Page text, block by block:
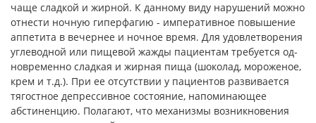
чаще сладкой и жирной. К данному виду на­рушений можно
отнести ночную гиперфагию - императивное повышение
аппетита в вечернее и ночное время. Для удовлетво­рения
углеводной или пищевой жажды пациентам требуется од­
новременно сладкая и жирная пища (шоколад, мороженое,
крем и т.д.). При ее отсутствии у пациентов развивается
тягостное депрессивное состояние, напоминающее
абстиненцию. Полага­ют, что механизмы возникновения